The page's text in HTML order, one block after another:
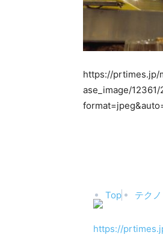
https://prtimes.jp/
ase_image/
Top テク
https://